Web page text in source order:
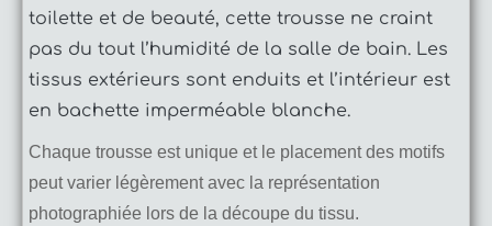
toilette et de beauté, cette trousse ne craint
pas du tout l’humidité de la salle de bain. Les
tissus extérieurs sont enduits et l’intérieur est
en bachette imperméable blanche.
Chaque trousse est unique et le placement des motifs
peut varier légèrement avec la représentation
photographiée lors de la découpe du tissu.